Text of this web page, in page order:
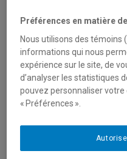
Traces et
l'expérience de
maternité,
prétexte à
du dessin
Préférences en matière
Nous utilisons des témoins
informations qui nous
expérience sur le site, de
d’analyser les statistiques
pouvez personnaliser
« Préférences ».